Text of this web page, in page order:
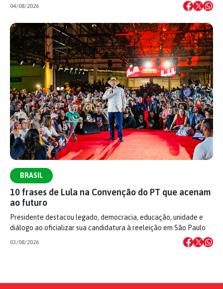
04/08/2026
BRASIL
10 frases de Lula na Convenção do PT que acenam
ao futuro
Presidente destacou legado, democracia, educação, unidade e
diálogo ao oficializar sua candidatura à reeleição em São Paulo
03/08/2026